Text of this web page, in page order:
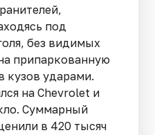
под
без видимых
припаркованную
кузов ударами.
на Chevrolet и
Суммарный
в 420 тысяч